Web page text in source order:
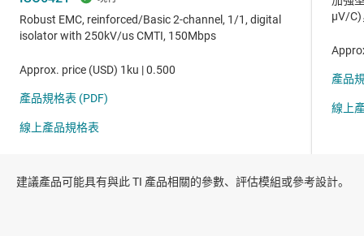
建議產品可能具有與此 TI 產品相關的參數、評估模組或參考設計。